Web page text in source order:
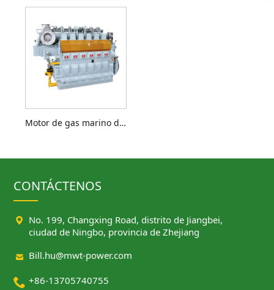
Motor de gas marino de 55 a 1200 kW
CONTÁCTENOS
 No. 199, Changxing Road, distrito de Jiangbei,
ciudad de Ningbo, provincia de Zhejiang
 Bill.hu@mwt-power.com
 +86-13705740755